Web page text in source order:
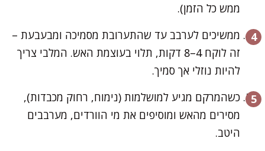
ממש כל הזמן).
ממשיכים לערבב עד שהתערובת מסמיכה ומבעבעת –
זה לוקח 4–8 דקות, תלוי בעוצמת האש. המלבי צריך
להיות נוזלי אך סמיך.
כשהמרקם מגיע למושלמות (נימוח, רחוק מכבדות),
מסירים מהאש ומוסיפים את מי הוורדים, מערבבים
היטב.